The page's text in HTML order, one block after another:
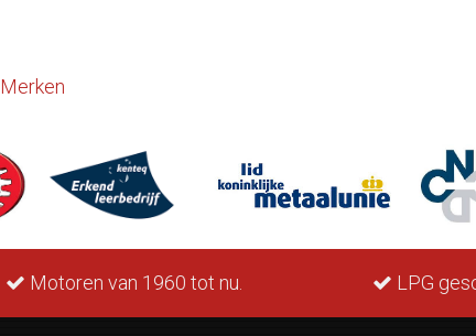
Merken
Motoren van 1960 tot nu. LPG